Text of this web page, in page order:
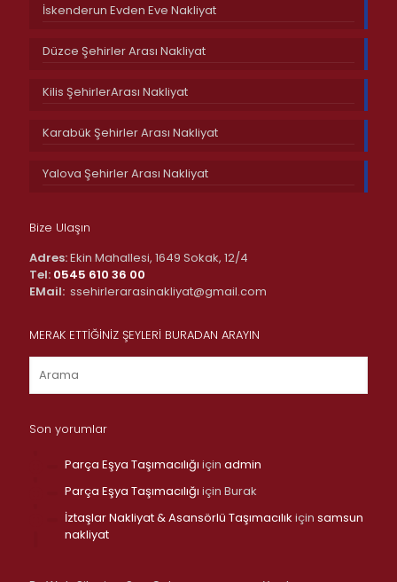
İskenderun Evden Eve Nakliyat
Düzce Şehirler Arası Nakliyat
Kilis ŞehirlerArası Nakliyat
Karabük Şehirler Arası Nakliyat
Yalova Şehirler Arası Nakliyat
Bize Ulaşın
Adres:Ekin Mahallesi, 1649 Sokak, 12/4
Tel: 0545 610 36 00
EMail: ssehirlerarasinakliyat@gmail.com
MERAK ETTİĞİNİZ ŞEYLERİ BURADAN ARAYIN
Son yorumlar
Parça Eşya Taşımacılığı için admin
Parça Eşya Taşımacılığı için Burak
İztaşlar Nakliyat & Asansörlü Taşımacılık için samsun
nakliyat